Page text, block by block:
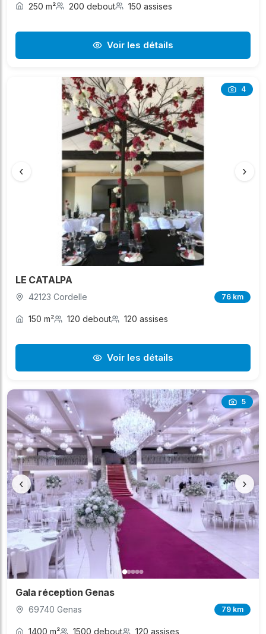
250 m² 200 debout 150 assises
Voir les détails
4
‹ ›
LE CATALPA
42123 Cordelle 76 km
150 m² 120 debout 120 assises
Voir les détails
5
‹ ›
Gala réception Genas
69740 Genas 79 km
1400 m² 1500 debout 120 assises